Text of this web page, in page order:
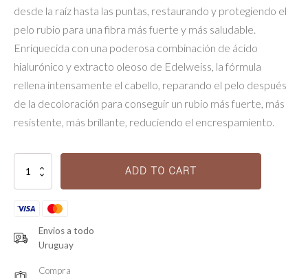
desde la raíz hasta las puntas, restaurando y protegiendo el
pelo rubio para una fibra más fuerte y más saludable.
Enriquecida con una poderosa combinación de ácido
hialurónico y extracto oleoso de Edelweiss, la fórmula
rellena intensamente el cabello, reparando el pelo después
de la decoloración para conseguir un rubio más fuerte, más
resistente, más brillante, reduciendo el encrespamiento.
Bain
Cicaextreme
quantity
ADD TO CART
Envios a todo
Uruguay
Compra